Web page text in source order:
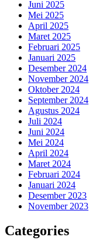
Juni 2025
Mei 2025
April 2025
Maret 2025
Februari 2025
Januari 2025
Desember 2024
November 2024
Oktober 2024
September 2024
Agustus 2024
Juli 2024
Juni 2024
Mei 2024
April 2024
Maret 2024
Februari 2024
Januari 2024
Desember 2023
November 2023
Categories